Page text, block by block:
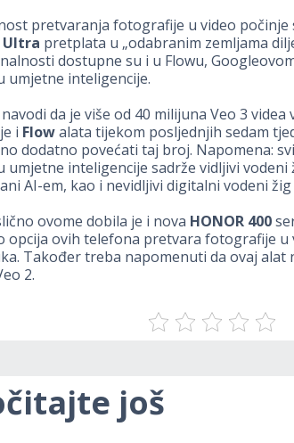
pretvaranja fotografije u video počinje
Ultra pretplata u „odabranim zemljama
dostupne su i u Flowu,
umjetne inteligencije.
da je više od 40 milijuna Veo 3
i Flowalata tijekom posljednjih sedam
dodatno povećati taj broj. Napomena:
umjetne inteligencije sadrže vidljivi vodeni
AI-em, kao i nevidljivi digitalni vodeni žig
ovome dobila je i nova HONOR 400
opcija ovih telefona pretvara fotografije u
Također treba napomenuti da ovaj alat
2.
još